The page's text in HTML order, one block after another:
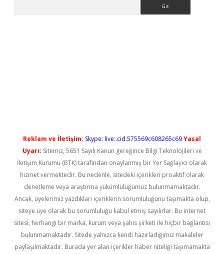
Reklam ve İletişim: Skype: live:.cid.575569c608265c69Yasal
Uyarı: Sitemiz, 5651 Sayılı Kanun gereğince Bilgi Teknolojileri ve
İletişim Kurumu (BTK) tarafından onaylanmış bir Yer Sağlayıcı olarak
hizmet vermektedir. Bu nedenle, sitedeki içerikleri proaktif olarak
denetleme veya araştırma yükümlülüğümüz bulunmamaktadır.
Ancak, üyelerimiz yazdıkları içeriklerin sorumluluğunu taşımakta olup,
siteye üye olarak bu sorumluluğu kabul etmiş sayılırlar. Bu internet
sitesi, herhangi bir marka, kurum veya şahıs şirketi ile hiçbir bağlantısı
bulunmamaktadır. Sitede yalnızca kendi hazırladığımız makaleler
paylaşılmaktadır. Burada yer alan içerikler haber niteliği taşımamakta